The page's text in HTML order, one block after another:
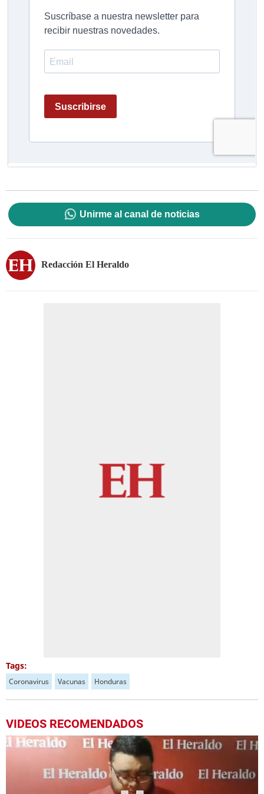
Unirme al canal de noticias
Redacción El Heraldo
Tags:
Coronavirus Vacunas Honduras
VIDEOS RECOMENDADOS